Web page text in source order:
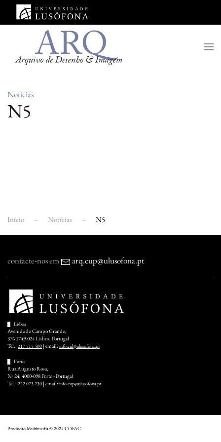
Saltar para o conteúdo principal
Notícias
N5
Início Notícias N5
contacte-nos em arq.cup@ulusofona.pt
Lisboa
Avenida do Campo Grande,
376 1749-024 Lisboa, Portugal
Tel.: 217 515 500 | email: info.cul@ulusofona.pt
Porto
Rua Augusto Rosa,
Nº 24, 4000-098 Porto - Portugal
Tel.: 222 073 230 | email: info.cup@ulusofona.pt
Producao Multimedia © 2024 COFAC.